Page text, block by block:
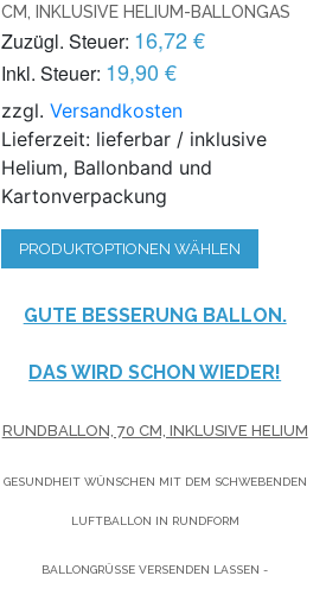
CM, INKLUSIVE HELIUM-BALLONGAS
Zuzügl. Steuer: 16,72 €
Inkl. Steuer: 19,90 €
zzgl.Versandkosten
Lieferzeit: lieferbar / inklusive
Helium, Ballonband und
Kartonverpackung
PRODUKTOPTIONEN WÄHLEN
GUTE BESSERUNG BALLON.
DAS WIRD SCHON WIEDER!
RUNDBALLON, 70 CM, INKLUSIVE HELIUM
GESUNDHEIT WÜNSCHEN MIT DEM SCHWEBENDEN
LUFTBALLON IN RUNDFORM
BALLONGRÜSSE VERSENDEN LASSEN - L